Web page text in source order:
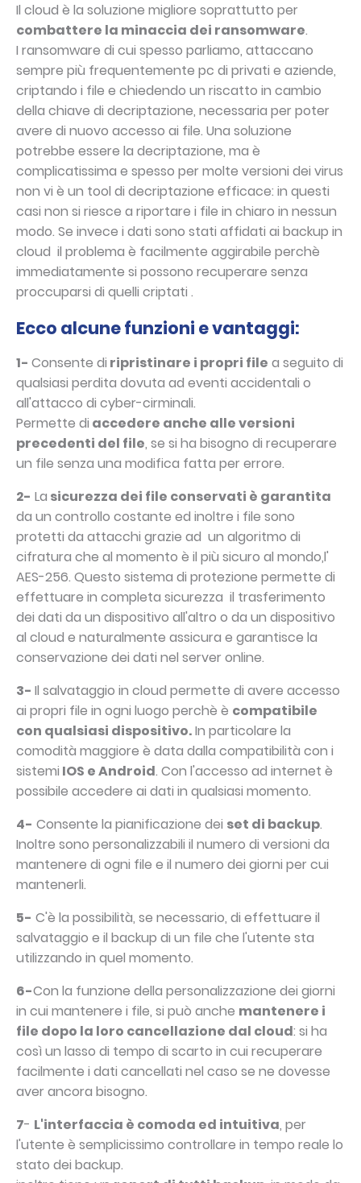
Il cloud è la soluzione migliore soprattutto per
combattere la minaccia dei ransomware.
I ransomware di cui spesso parliamo, attaccano
sempre più frequentemente pc di privati e aziende,
criptando i file e chiedendo un riscatto in cambio
della chiave di decriptazione, necessaria per poter
avere di nuovo accesso ai file. Una soluzione
potrebbe essere la decriptazione, ma è
complicatissima e spesso per molte versioni dei virus
non vi è un tool di decriptazione efficace: in questi
casi non si riesce a riportare i file in chiaro in nessun
modo. Se invece i dati sono stati affidati ai backup in
cloud il problema è facilmente aggirabile perchè
immediatamente si possono recuperare senza
proccuparsi di quelli criptati .
Ecco alcune funzioni e vantaggi:
1- Consente di ripristinare i propri file a seguito di
qualsiasi perdita dovuta ad eventi accidentali o
all'attacco di cyber-cirminali.
Permette di accedere anche alle versioni
precedenti del file, se si ha bisogno di recuperare
un file senza una modifica fatta per errore.
2- La sicurezza dei file conservati è garantita
da un controllo costante ed inoltre i file sono
protetti da attacchi grazie ad un algoritmo di
cifratura che al momento è il più sicuro al mondo,l'
AES-256. Questo sistema di protezione permette di
effettuare in completa sicurezza il trasferimento
dei dati da un dispositivo all'altro o da un dispositivo
al cloud e naturalmente assicura e garantisce la
conservazione dei dati nel server online.
3- Il salvataggio in cloud permette di avere accesso
ai propri file in ogni luogo perchè è compatibile
con qualsiasi dispositivo.In particolare la
comodità maggiore è data dalla compatibilità con i
sistemi IOS e Android. Con l'accesso ad internet è
possibile accedere ai dati in qualsiasi momento.
4- Consente la pianificazione dei set di backup.
Inoltre sono personalizzabili il numero di versioni da
mantenere di ogni file e il numero dei giorni per cui
mantenerli.
5- C'è la possibilità, se necessario, di effettuare il
salvataggio e il backup di un file che l'utente sta
utilizzando in quel momento.
6-Con la funzione della personalizzazione dei giorni
in cui mantenere i file, si può anche mantenere i
file dopo la loro cancellazione dal cloud: si ha
così un lasso di tempo di scarto in cui recuperare
facilmente i dati cancellati nel caso se ne dovesse
aver ancora bisogno.
7- L'interfaccia è comoda ed intuitiva, per
l'utente è semplicissimo controllare in tempo reale lo
stato dei backup.